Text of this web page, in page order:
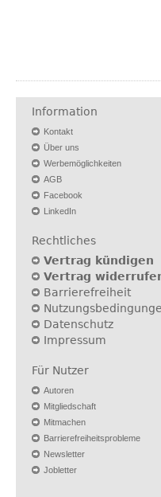
Information
Kontakt
Über uns
Werbemöglichkeiten
AGB
Facebook
LinkedIn
Rechtliches
Vertrag kündigen
Vertrag
Barrierefreiheit
Datenschutz
Impressum
Für Nutzer
Autoren
Mitgliedschaft
Mitmachen
Barrierefreiheitsprobleme
Newsletter
Jobletter